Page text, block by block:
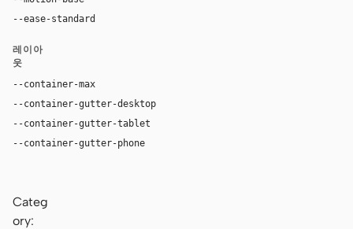
--ease-standard
레이아
웃
--container-max
--container-gutter-desktop
--container-gutter-tablet
--container-gutter-phone
Categ
ory: